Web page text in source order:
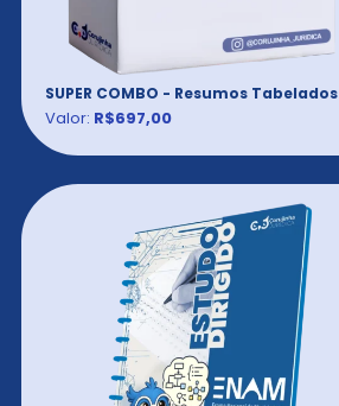
SUPER COMBO - Resumos Tabelados
Valor: R$697,00